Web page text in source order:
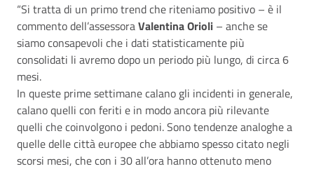
“Si tratta di un primo trend che riteniamo positivo – è il
commento dell’assessoraValentina Orioli – anche se
siamo consapevoli che i dati statisticamente più
consolidati li avremo dopo un periodo più lungo, di circa 6
mesi.
In queste prime settimane calano gli incidenti in generale,
calano quelli con feriti e in modo ancora più rilevante
quelli che coinvolgono i pedoni. Sono tendenze analoghe a
quelle delle città europee che abbiamo spesso citato negli
scorsi mesi, che con i 30 all’ora hanno ottenuto meno